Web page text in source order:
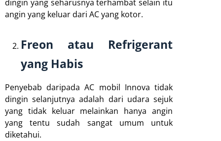
dingin yang seharusnya terhambat selain itu
angin yang keluar dari AC yang kotor.
Freon atau Refrigerant
yang Habis
Penyebab daripada AC mobil Innova tidak
dingin selanjutnya adalah dari udara sejuk
yang tidak keluar melainkan hanya angin
yang tentu sudah sangat umum untuk
diketahui.